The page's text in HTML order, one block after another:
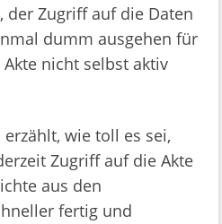
der Zugriff auf die Daten
dumm ausgehen für
nicht selbst aktiv
wie toll es sei,
Zugriff auf die Akte
aus den
fertig und